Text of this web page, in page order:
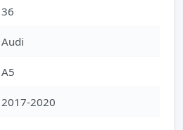
36
Audi
A5
2017-2020